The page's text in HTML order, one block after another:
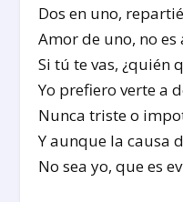
Dos en uno,
Amor de uno, no
Si tú te vas, ¿quién
Yo prefiero verte a
Nunca triste o
Y aunque la causa
No sea yo, que es